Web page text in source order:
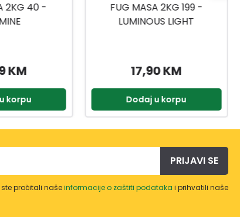
2KG 199 -
LIGHT
KM
korpu
FUG MASA 2KG 195 - ICE
GLOW
9,90 KM
Dodaj u korpu
PRIJAVI SE
pročitali našeinformacije o zaštiti podataka i prihvatili naše